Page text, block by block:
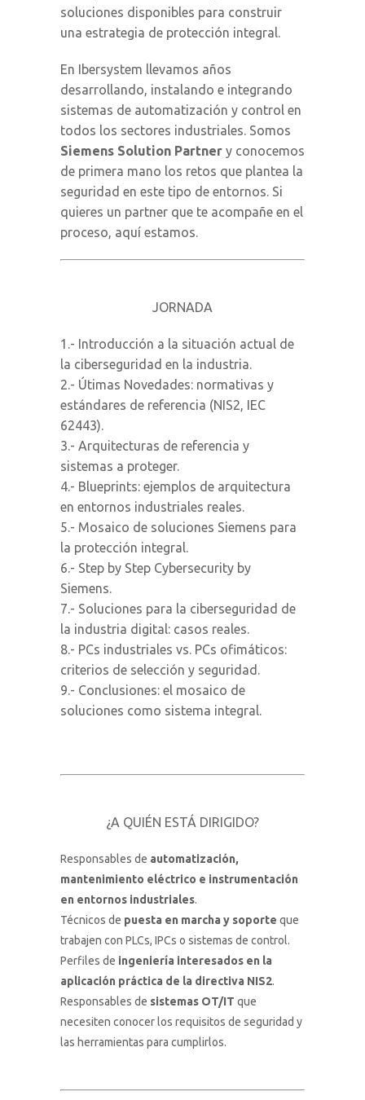
soluciones disponibles para construir
una estrategia de protección integral.
En Ibersystem llevamos años
desarrollando, instalando e integrando
sistemas de automatización y control en
todos los sectores industriales. Somos
Siemens Solution Partner y conocemos
de primera mano los retos que plantea la
seguridad en este tipo de entornos. Si
quieres un partner que te acompañe en el
proceso, aquí estamos.
JORNADA
1.- Introducción a la situación actual de
la ciberseguridad en la industria.
2.- Útimas Novedades: normativas y
estándares de referencia (NIS2, IEC
62443).
3.- Arquitecturas de referencia y
sistemas a proteger.
4.- Blueprints: ejemplos de arquitectura
en entornos industriales reales.
5.- Mosaico de soluciones Siemens para
la protección integral.
6.- Step by Step Cybersecurity by
Siemens.
7.- Soluciones para la ciberseguridad de
la industria digital: casos reales.
8.- PCs industriales vs. PCs ofimáticos:
criterios de selección y seguridad.
9.- Conclusiones: el mosaico de
soluciones como sistema integral.
¿A QUIÉN ESTÁ DIRIGIDO?
Responsables de automatización,
mantenimiento eléctrico e instrumentación
en entornos industriales.
Técnicos de puesta en marcha y soporte que
trabajen con PLCs, IPCs o sistemas de control.
Perfiles de ingeniería interesados en la
aplicación práctica de la directiva NIS2.
Responsables de sistemas OT/IT que
necesiten conocer los requisitos de seguridad y
las herramientas para cumplirlos.